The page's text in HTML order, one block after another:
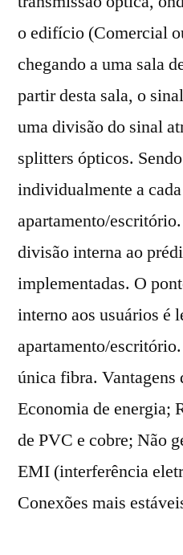
o edifício (Comercial
chegando a uma sala
partir desta sala, o
uma divisão do sinal
splitters ópticos.
individualmente a cada
apartamento/
divisão interna ao
implementadas. O
interno aos usuários é
apartamento/
única fibra. Vantagens
Economia de energia;
de PVC e cobre; Não
EMI (interferência
Conexões mais